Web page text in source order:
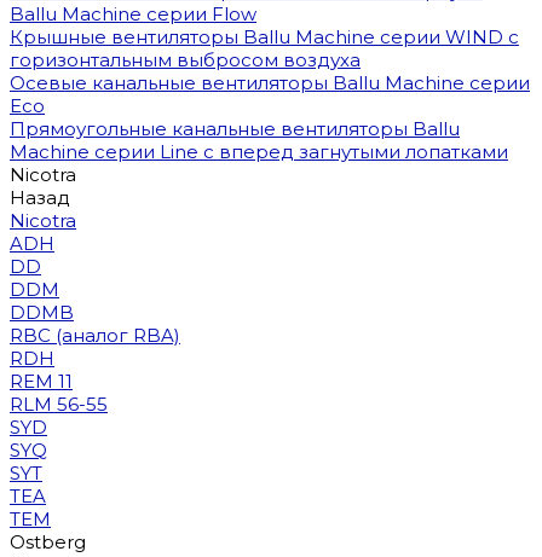
Ballu Machine серии Flow
Крышные вентиляторы Ballu Machine серии WIND с
горизонтальным выбросом воздуха
Осевые канальные вентиляторы Ballu Machine серии
Eco
Прямоугольные канальные вентиляторы Ballu
Machine серии Line с вперед загнутыми лопатками
Nicotra
Назад
Nicotra
ADH
DD
DDM
DDMB
RBC (аналог RBA)
RDH
REM 11
RLM 56-55
SYD
SYQ
SYT
TEA
TEM
Ostberg